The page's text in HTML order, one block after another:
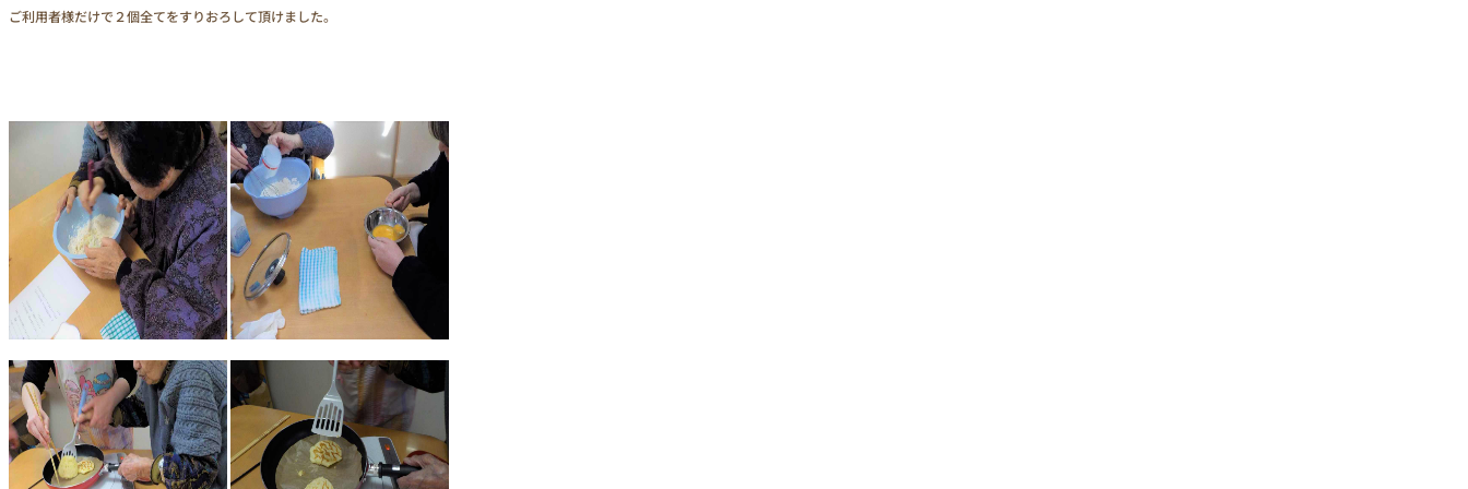
ご利用者様だけで２個全てをすりおろして頂けました。